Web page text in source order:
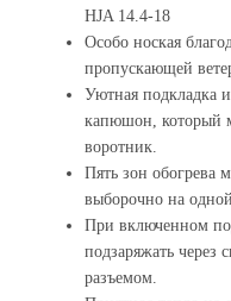
HJA 14.4-18
Особо ноская
пропускающей
Уютная подкладка
капюшон, который
воротник.
Пять зон обогрева
выборочно на
При включенном
подзаряжать через
разъемом.